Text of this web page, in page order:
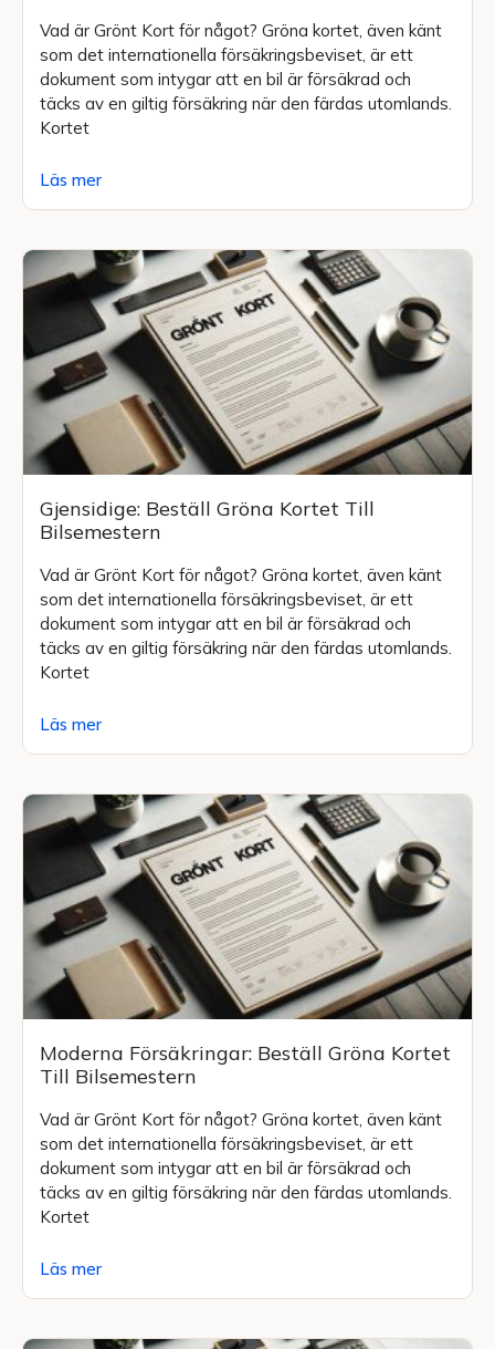
Vad är Grönt Kort för något? Gröna kortet, även känt
som det internationella försäkringsbeviset, är ett
dokument som intygar att en bil är försäkrad och
täcks av en giltig försäkring när den färdas utomlands.
Kortet
Läs mer
Gjensidige: Beställ Gröna Kortet Till
Bilsemestern
Vad är Grönt Kort för något? Gröna kortet, även känt
som det internationella försäkringsbeviset, är ett
dokument som intygar att en bil är försäkrad och
täcks av en giltig försäkring när den färdas utomlands.
Kortet
Läs mer
Moderna Försäkringar: Beställ Gröna Kortet
Till Bilsemestern
Vad är Grönt Kort för något? Gröna kortet, även känt
som det internationella försäkringsbeviset, är ett
dokument som intygar att en bil är försäkrad och
täcks av en giltig försäkring när den färdas utomlands.
Kortet
Läs mer